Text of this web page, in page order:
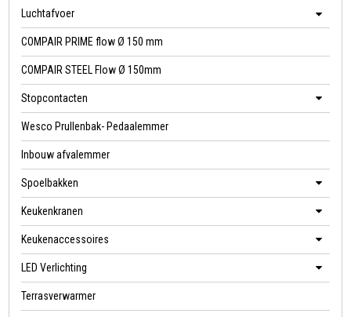
Luchtafvoer
COMPAIR PRIME flow Ø 150 mm
COMPAIR STEEL Flow Ø 150mm
Stopcontacten
Wesco Prullenbak- Pedaalemmer
Inbouw afvalemmer
Spoelbakken
Keukenkranen
Keukenaccessoires
LED Verlichting
Terrasverwarmer